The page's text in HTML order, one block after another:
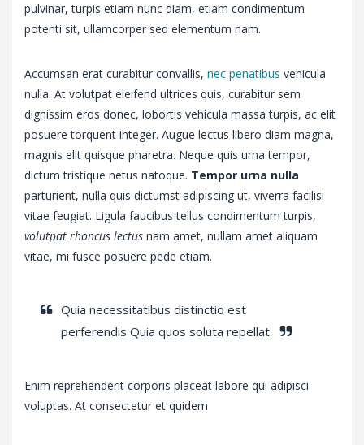
pulvinar, turpis etiam nunc diam, etiam condimentum
potenti sit, ullamcorper sed elementum nam.
Accumsan erat curabitur convallis, nec penatibus vehicula
nulla. At volutpat eleifend ultrices quis, curabitur sem
dignissim eros donec, lobortis vehicula massa turpis, ac elit
posuere torquent integer. Augue lectus libero diam magna,
magnis elit quisque pharetra. Neque quis urna tempor,
dictum tristique netus natoque. Tempor urna nulla
parturient, nulla quis dictumst adipiscing ut, viverra facilisi
vitae feugiat. Ligula faucibus tellus condimentum turpis,
volutpat rhoncus lectus nam amet, nullam amet aliquam
vitae, mi fusce posuere pede etiam.
Quia necessitatibus distinctio est
perferendis Quia quos soluta repellat.
Enim reprehenderit corporis placeat labore qui adipisci
voluptas. At consectetur et quidem